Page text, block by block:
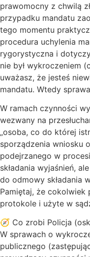
prawomocny z chwilą
przypadku mandatu
tego momentu
procedura uchylenia
rygorystyczna i
nie był wykroczeniem
uważasz, że jesteś
mandatu. Wtedy
W ramach czynności
wezwany na
„osoba, co do której
sporządzenia wniosku
podejrzanego w
składania wyjaśnień,
do odmowy składania
Pamiętaj, że cokolwiek
protokole i użyte w
🧭 Co zrobi Policja
W sprawach o
publicznego